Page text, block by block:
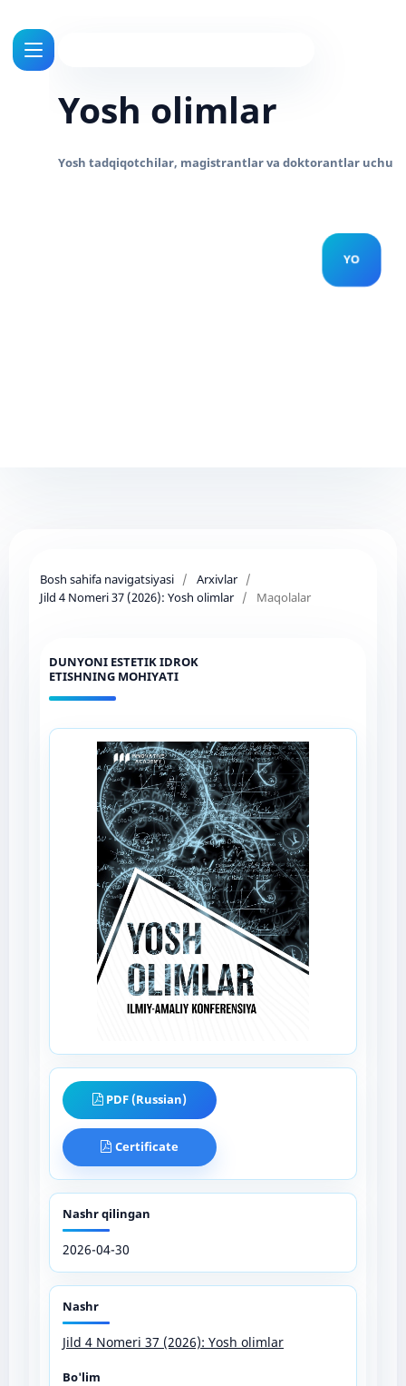
Yosh olimlar
Bosh sahifa navigatsiyasi / Arxivlar /
Jild 4 Nomeri 37 (2026): Yosh olimlar / Maqolalar
DUNYONI ESTETIK IDROK
ETISHNING MOHIYATI
PDF (Russian)
Certificate
Nashr qilingan
2026-04-30
Nashr
Jild 4 Nomeri 37 (2026): Yosh olimlar
Bo'lim